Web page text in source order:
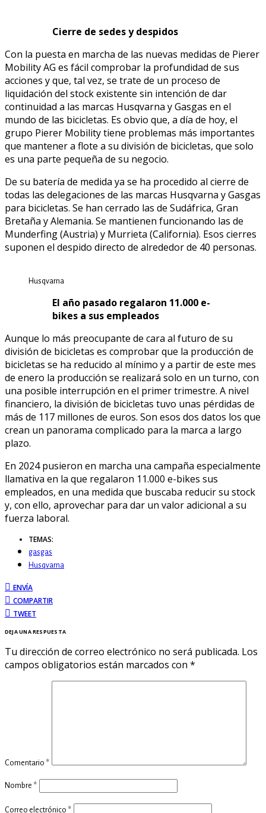
Cierre de sedes y despidos
Con la puesta en marcha de las nuevas medidas de Pierer
Mobility AG es fácil comprobar la profundidad de sus
acciones y que, tal vez, se trate de un proceso de
liquidación del stock existente sin intención de dar
continuidad a las marcas Husqvarna y Gasgas en el
mundo de las bicicletas. Es obvio que, a día de hoy, el
grupo Pierer Mobility tiene problemas más importantes
que mantener a flote a su división de bicicletas, que solo
es una parte pequeña de su negocio.
De su batería de medida ya se ha procedido al cierre de
todas las delegaciones de las marcas Husqvarna y Gasgas
para bicicletas. Se han cerrado las de Sudáfrica, Gran
Bretaña y Alemania. Se mantienen funcionando las de
Munderfing (Austria) y Murrieta (California). Esos cierres
suponen el despido directo de alrededor de 40 personas.
Husqvarna
El año pasado regalaron 11.000 e-
bikes a sus empleados
Aunque lo más preocupante de cara al futuro de su
división de bicicletas es comprobar que la producción de
bicicletas se ha reducido al mínimo y a partir de este mes
de enero la producción se realizará solo en un turno, con
una posible interrupción en el primer trimestre. A nivel
financiero, la división de bicicletas tuvo unas pérdidas de
más de 117 millones de euros. Son esos dos datos los que
crean un panorama complicado para la marca a largo
plazo.
En 2024 pusieron en marcha una campaña especialmente
llamativa en la que regalaron 11.000 e-bikes sus
empleados, en una medida que buscaba reducir su stock
y, con ello, aprovechar para dar un valor adicional a su
fuerza laboral.
TEMAS:
gasgas
Husqvarna
ENVÍA
COMPARTIR
TWEET
DEJA UNA RESPUESTA
Tu dirección de correo electrónico no será publicada. Los
campos obligatorios están marcados con *
Comentario *
Nombre *
Correo electrónico *